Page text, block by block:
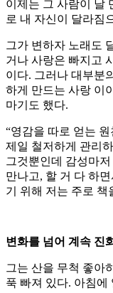
이제는 그 사람이 날
로 내 자신이 달라짐
그가 변하자 노래도
거나 사랑은 빠지고
이다. 그러나 대부분
하게 만드는 사랑 이
마기도 했다.
“영감을 따로 얻는
제일 철저하게 관리
그것뿐인데 감성마
만나고, 할 거 다 하
기 위해 저는 주로 책
변화를 넘어 계속 진
그는 산을 무척 좋아
푹 빠져 있다. 아침에